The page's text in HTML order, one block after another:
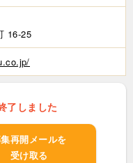
16-25
了しました
再開メールを
受け取る